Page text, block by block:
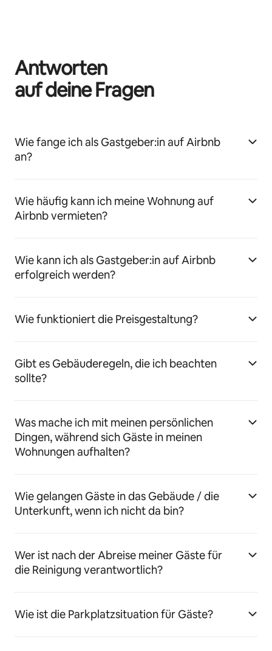
Antworten
auf deine Fragen
Wie fange ich als Gastgeber:in auf Airbnb
an?
Wie häufig kann ich meine Wohnung auf
Airbnb vermieten?
Wie kann ich als Gastgeber:in auf Airbnb
erfolgreich werden?
Wie funktioniert die Preisgestaltung?
Gibt es Gebäuderegeln, die ich beachten
sollte?
Was mache ich mit meinen persönlichen
Dingen, während sich Gäste in meinen
Wohnungen aufhalten?
Wie gelangen Gäste in das Gebäude / die
Unterkunft, wenn ich nicht da bin?
Wer ist nach der Abreise meiner Gäste für
die Reinigung verantwortlich?
Wie ist die Parkplatzsituation für Gäste?